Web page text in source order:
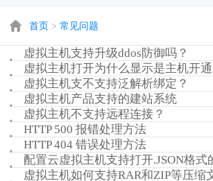
首页 > 常见问题
虚拟主机支持升级ddos防御吗？
虚拟主机打开为什么显示是主机开通
虚拟主机支不支持泛解析绑定？
虚拟主机产品支持的建站系统
虚拟主机不支持远程连接？
HTTP 500 报错处理方法
HTTP 404 错误处理方法
配置云虚拟主机支持打开.JSON格式
虚拟主机如何支持RAR和ZIP等压缩